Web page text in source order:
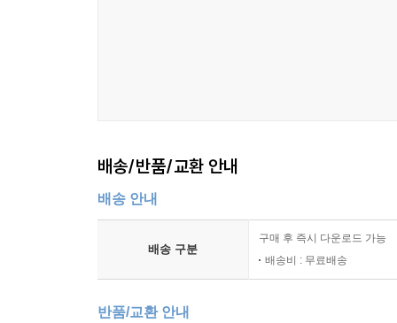
배송/반품/교환 안내
배송 안내
배송 구분
구매 후 즉시 다운로드 가능
배송비 : 무료배송
반품/교환 안내